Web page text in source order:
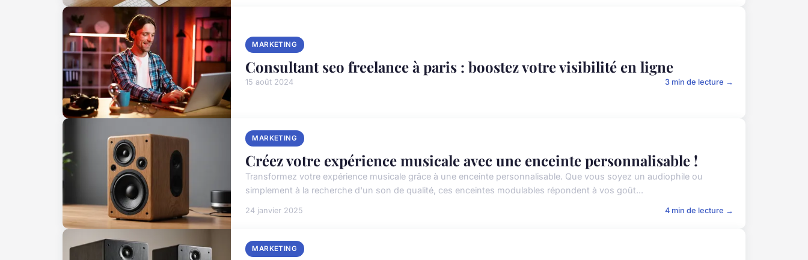
MARKETING
Consultant seo freelance à paris : boostez votre visibilité en ligne
15 août 2024 3 min de lecture →
MARKETING
Créez votre expérience musicale avec une enceinte personnalisable !
Transformez votre expérience musicale grâce à une enceinte personnalisable. Que vous soyez un audiophile ou
simplement à la recherche d'un son de qualité, ces enceintes modulables répondent à vos goût...
24 janvier 2025 4 min de lecture →
MARKETING